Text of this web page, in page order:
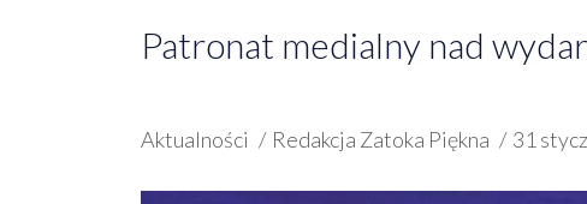
Patronat medialny nad
Aktualności Redakcja Zatoka Piękna 31